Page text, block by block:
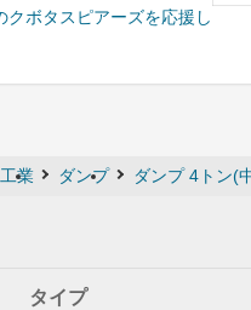
クボタスピアーズを応援し
業 ダンプ ダンプ 4トン(
タイプ